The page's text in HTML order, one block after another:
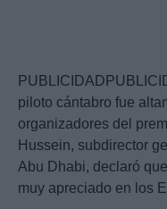
piloto cántabro fue
organizadores del
Hussein, subdirector
Abu Dhabi, declaró
muy apreciado en los